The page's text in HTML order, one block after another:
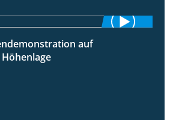
auf